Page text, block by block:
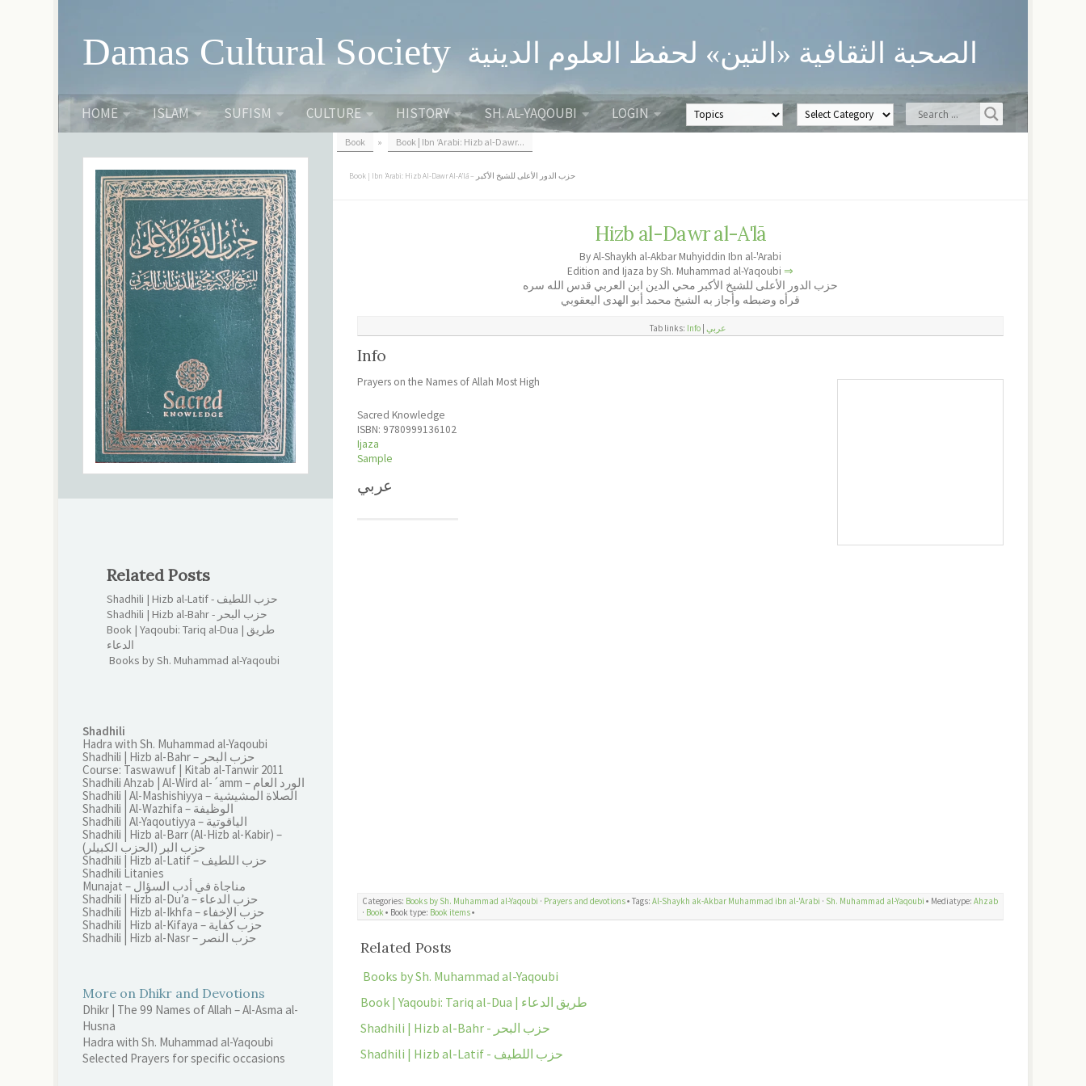
Damas Cultural Society الصحبة الثقافية «التين» لحفظ العلوم الدينية
HOME ISLAM SUFISM CULTURE HISTORY SH. AL-YAQOUBI LOGIN
Book » Book | Ibn ‘Arabi: Hizb al-Dawr...
Book | Ibn ‘Arabi: Hizb Al-Dawr Al-A’lā – حزب الدور الأعلى للشيخ الأكبر
Hizb al-Dawr al-A'lā
By Al-Shaykh al-Akbar Muhyiddin Ibn al-'Arabi
Edition and Ijaza by Sh. Muhammad al-Yaqoubi ⇒
حزب الدور الأعلى للشيخ الأكبر محي الدين ابن العربي قدس الله سره
قرأه وضبطه وأجاز به الشيخ محمد أبو الهدى اليعقوبي
Tab links: Info| عربي
Info
Prayers on the Names of Allah Most High
Sacred Knowledge
ISBN: 9780999136102
Ijaza
Sample
عربي
Categories: Books by Sh. Muhammad al-Yaqoubi · Prayers and devotions🞄 Tags: Al-Shaykh ak-Akbar Muhammad ibn al-'Arabi · Sh. Muhammad al-Yaqoubi 🞄 Mediatype: Ahzab
· Book🞄 Book type: Book items🞄
Related Posts
Books by Sh. Muhammad al-Yaqoubi
Book | Yaqoubi: Tariq al-Dua | طريق الدعاء
Shadhili | Hizb al-Bahr - حزب البحر
Shadhili | Hizb al-Latif - حزب اللطيف
Related Posts
Shadhili | Hizb al-Latif - حزب اللطيف
Shadhili | Hizb al-Bahr - حزب البحر
Book | Yaqoubi: Tariq al-Dua | طريق
الدعاء
Books by Sh. Muhammad al-Yaqoubi
Shadhili
Hadra with Sh. Muhammad al-Yaqoubi
Shadhili | Hizb al-Bahr – حزب البحر
Course: Taswawuf | Kitab al-Tanwir 2011
Shadhili Ahzab | Al-Wird al-´amm – الورد العام
Shadhili | Al-Mashishiyya – الصلاة المشيشية
Shadhili | Al-Wazhifa – الوظيفة
Shadhili | Al-Yaqoutiyya – الياقوتية
Shadhili | Hizb al-Barr (Al-Hizb al-Kabir) –
(الحزب الكبيلر) حزب البر
Shadhili | Hizb al-Latif – حزب اللطيف
Shadhili Litanies
Munajat – مناجاة في أدب السؤال
Shadhili | Hizb al-Du’a – حزب الدعاء
Shadhili | Hizb al-Ikhfa – حزب الإخفاء
Shadhili | Hizb al-Kifaya – حزب كفاية
Shadhili | Hizb al-Nasr – حزب النصر
More on Dhikr and Devotions
Dhikr | The 99 Names of Allah – Al-Asma al-
Husna
Hadra with Sh. Muhammad al-Yaqoubi
Selected Prayers for specific occasions